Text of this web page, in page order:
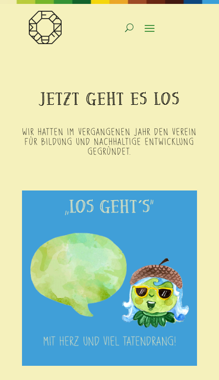
JETZT GEHT ES LOS
WIR HATTEN IM VERGANGENEN JAHR DEN VEREIN
FÜR BILDUNG UND NACHHALTIGE ENTWICKLUNG
GEGRÜNDET.